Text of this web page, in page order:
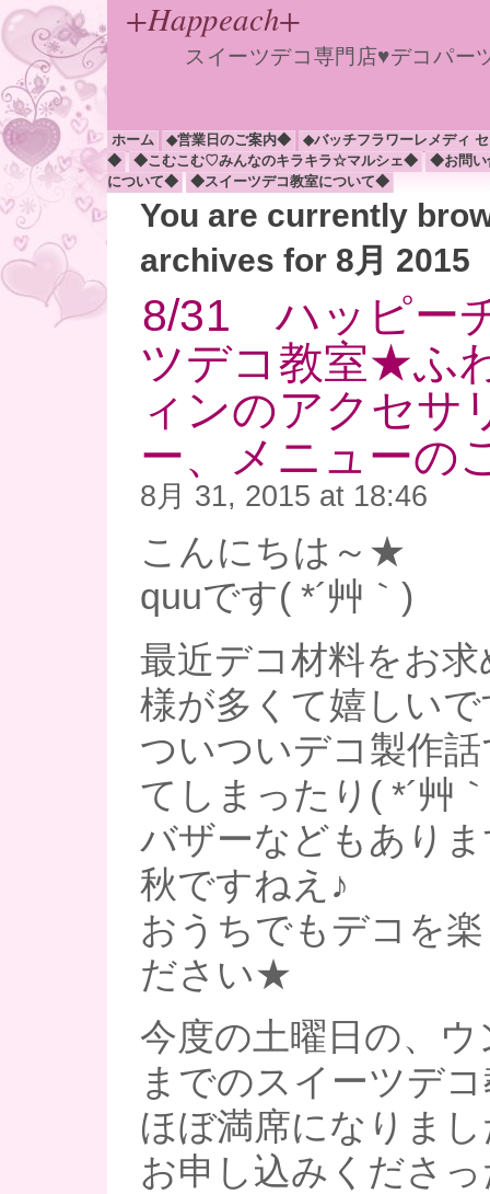
+Happeach+
スイーツデコ専門店♥デコパ
ホーム ◆営業日のご案内◆
◆バッチフラワーレメディ
◆
◆こむこむ♡みんなのキラキラ☆マルシェ◆
◆お問
について◆
◆スイーツデコ教室について◆
You are currently
archives for 8月 2015
8/31 ハッピー
ツデコ教室★ふ
ィンのアクセサ
ー、メニューの
8月 31, 2015 at 18:46
こんにちは～★
quuです( *´艸｀)
最近デコ材料をお
様が多くて嬉しいで
ついついデコ製作
てしまったり( *´艸
バザーなどもあり
秋ですねえ♪
おうちでもデコを
ださい★
今度の土曜日の、
までのスイーツデ
ほぼ満席になりまし
お申し込みくださ